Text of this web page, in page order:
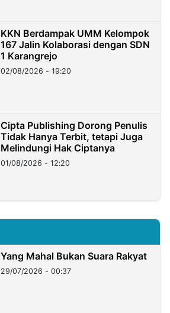
KKN Berdampak UMM Kelompok
167 Jalin Kolaborasi dengan SDN
1 Karangrejo
02/08/2026 - 19:20
Cipta Publishing Dorong Penulis
Tidak Hanya Terbit, tetapi Juga
Melindungi Hak Ciptanya
01/08/2026 - 12:20
Yang Mahal Bukan Suara Rakyat
29/07/2026 - 00:37